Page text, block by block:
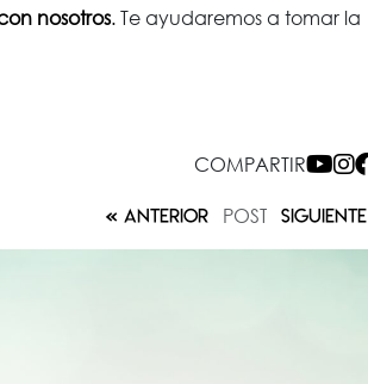
nosotros.Te ayudaremos a tomar la
COMPARTIR
ANTERIOR POST SIGUIENTE